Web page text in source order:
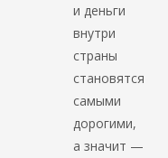
и деньги
внутри
страны
становятся
самыми
дорогими,
а значит —